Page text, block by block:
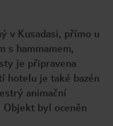
v Kusadasi, přímo u
s hammamem,
je připravena
hotelu je také bazén
animační
Objekt byl oceněn